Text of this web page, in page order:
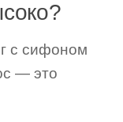
с сифоном
— это